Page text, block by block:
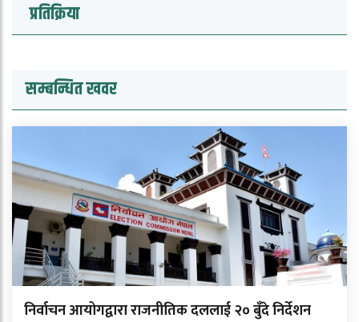
प्रतिक्रिया
सम्बन्धित खवर
निर्वाचन आयोगद्वारा राजनीतिक दललाई २० बुँदे निर्देशन